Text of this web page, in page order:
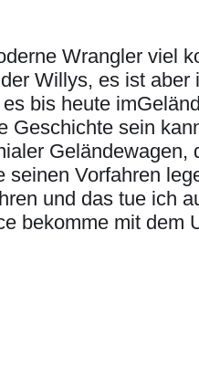
Wrangler viel
Willys, es ist
es bis heute
Geschichte sein
Geländewagen,
seinen Vorfahren
und das tue ich
bekomme mit dem